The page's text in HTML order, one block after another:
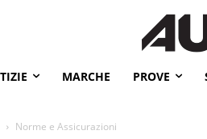
MARCHE PROVE
Norme e Assicurazioni